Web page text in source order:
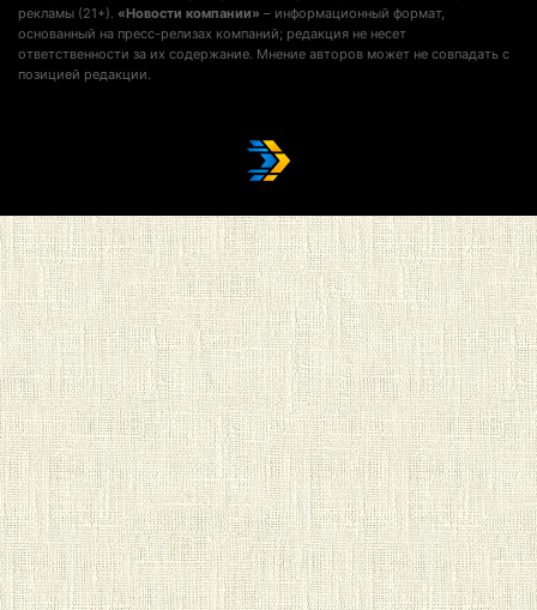
рекламы (21+). «Новости компании» – информационный формат,
основанный на пресс-релизах компаний; редакция не несет
ответственности за их содержание. Мнение авторов может не совпадать с
позицией редакции.